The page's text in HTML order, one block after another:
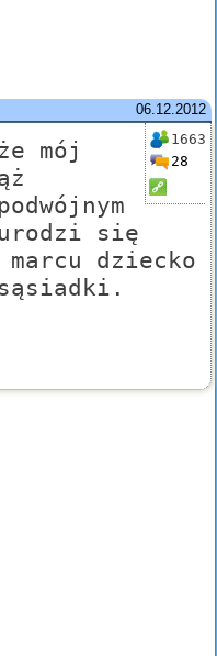
06.12.2012
1663
28
mój
się
dziecko